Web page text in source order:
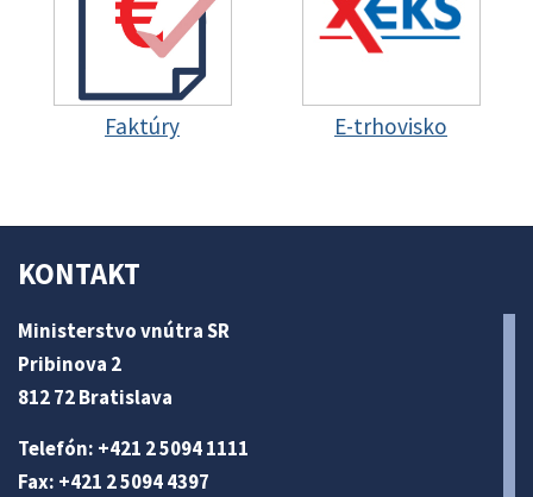
Faktúry E-trhovisko
KONTAKT
Ministerstvo vnútra SR
Pribinova 2
812 72 Bratislava
Telefón: +421 2 5094 1111
Fax: +421 2 5094 4397